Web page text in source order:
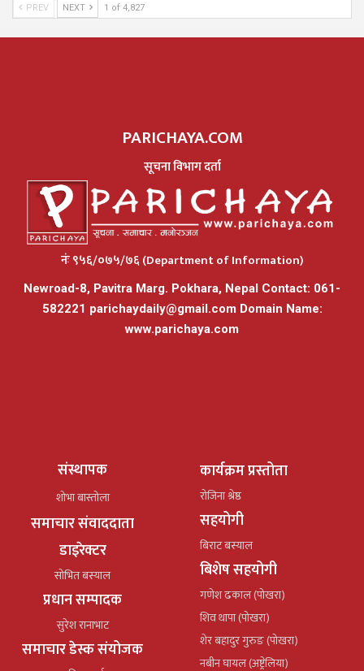
PREV NEXT 1 of 4,827
PARICHAYA.COM
सूचना विभाग दर्ता
नंः ९५६/०७५/७६ (Department of Information)
Newroad-8, Pavitra Marg. Pokhara, Nepal Contact: 061-
582221 parichaydaily@gmail.comDomain Name:
www.parichaya.com
संस्थापक
शोभा बास्तोला
समाचार संवाददाता
डाइरेक्टर
सोभित बस्याल
प्रधान सम्पादक
सुरेश रानाभाट
समाचार डेस्क संयोजक
कार्यक्रम प्रस्तोता
रोजिना श्रेष्ठ
सहयोगी
बिराट बस्याल
बिशेष सहयोगी
गणेश ढकाल (पोखरा)
शिव थापा (पोखरा)
शेर बहादुर गुरुङ (पोखरा)
नबीन घायल (अष्ट्रेलिया)